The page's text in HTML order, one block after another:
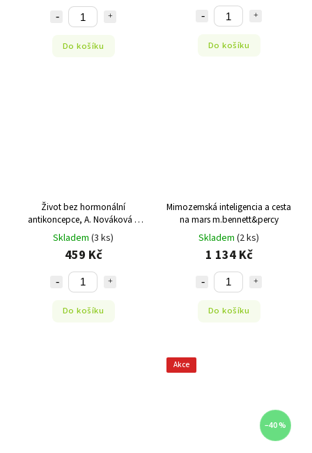
Do košíku Do košíku
Život bez hormonální
antikoncepce, A. Nováková a
kolektiv
Skladem (3 ks)
459 Kč
Do košíku
Mimozemská inteligencia a cesta
na mars m.bennett&percy
Skladem (2 ks)
1 134 Kč
Do košíku
Akce
–40 %